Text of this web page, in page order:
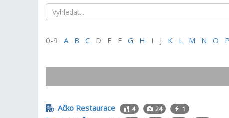
0-9 A B C D E F G H I J K L M N O P
Ačko Restaurace 4 24 1